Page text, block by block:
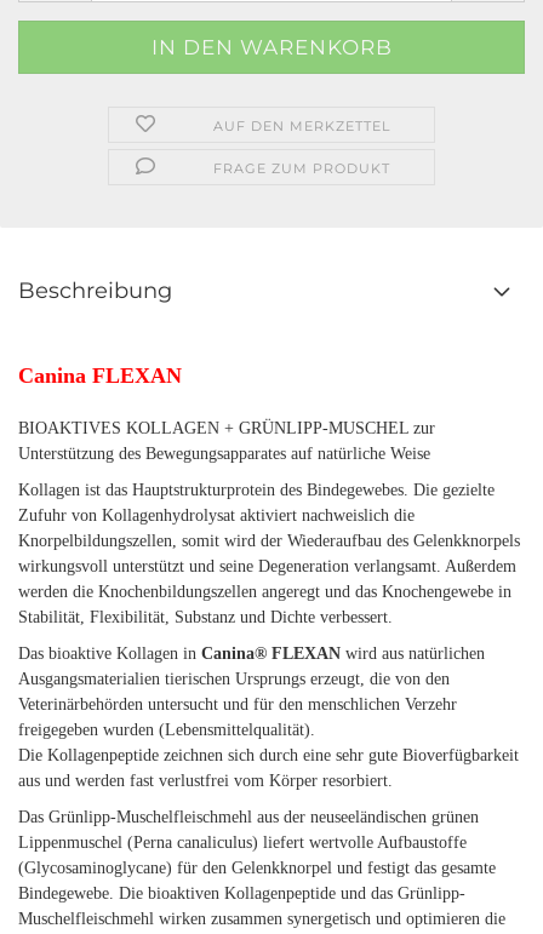
AUF DEN MERKZETTEL
FRAGE ZUM PRODUKT
Beschreibung
Canina FLEXAN
BIOAKTIVES KOLLAGEN + GRÜNLIPP-MUSCHEL zur
Unterstützung des Bewegungsapparates auf natürliche Weise
Kollagen ist das Hauptstrukturprotein des Bindegewebes. Die gezielte
Zufuhr von Kollagenhydrolysat aktiviert nachweislich die
Knorpelbildungszellen, somit wird der Wiederaufbau des Gelenkknorpels
wirkungsvoll unterstützt und seine Degeneration verlangsamt. Außerdem
werden die Knochenbildungszellen angeregt und das Knochengewebe in
Stabilität, Flexibilität, Substanz und Dichte verbessert.
Das bioaktive Kollagen in Canina® FLEXAN wird aus natürlichen
Ausgangsmaterialien tierischen Ursprungs erzeugt, die von den
Veterinärbehörden untersucht und für den menschlichen Verzehr
freigegeben wurden (Lebensmittelqualität).
Die Kollagenpeptide zeichnen sich durch eine sehr gute Bioverfügbarkeit
aus und werden fast verlustfrei vom Körper resorbiert.
Das Grünlipp-Muschelfleischmehl aus der neuseeländischen grünen
Lippenmuschel (Perna canaliculus) liefert wertvolle Aufbaustoffe
(Glycosaminoglycane) für den Gelenkknorpel und festigt das gesamte
Bindegewebe. Die bioaktiven Kollagenpeptide und das Grünlipp-
Muschelfleischmehl wirken zusammen synergetisch und optimieren die